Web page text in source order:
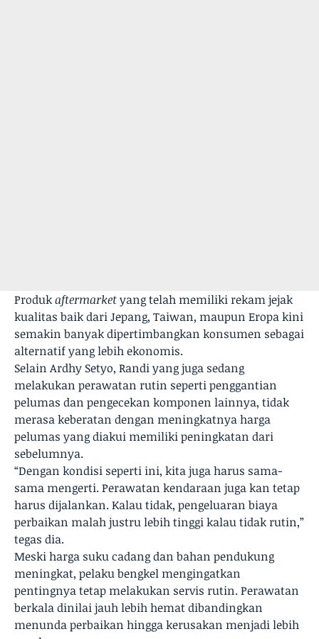
Produkaftermarketyang telah memiliki rekam jejak
kualitas baik dari Jepang, Taiwan, maupun Eropa kini
semakin banyak dipertimbangkan konsumen sebagai
alternatif yang lebih ekonomis.
Selain Ardhy Setyo, Randi yang juga sedang
melakukan perawatan rutin seperti penggantian
pelumas dan pengecekan komponen lainnya, tidak
merasa keberatan dengan meningkatnya harga
pelumas yang diakui memiliki peningkatan dari
sebelumnya.
“Dengan kondisi seperti ini, kita juga harus sama-
sama mengerti. Perawatan kendaraan juga kan tetap
harus dijalankan. Kalau tidak, pengeluaran biaya
perbaikan malah justru lebih tinggi kalau tidak rutin,”
tegas dia.
Meski harga suku cadang dan bahan pendukung
meningkat, pelaku bengkel mengingatkan
pentingnya tetap melakukan servis rutin. Perawatan
berkala dinilai jauh lebih hemat dibandingkan
menunda perbaikan hingga kerusakan menjadi lebih